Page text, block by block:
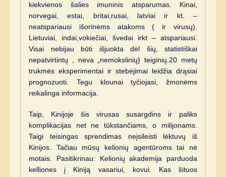
kiekvienos šalies imuninis atsparumas. Kinai,
norvegai, estai, britai,rusai, latviai ir kt. –
neatspariausi išorinėms atakoms ( ir virusų).
Lietuviai, indai,vokiečiai, švedai irkt – atspariausi.
Visai nebijau būti išjuokta dėl šių, statistiškai
nepatvirtintų , neva „nemokslinių} teiginių.20 metų
trukmės eksperimentai ir stebėjimai leidžia drąsiai
prognozuoti. Tegu klounai tyčiojasi, žmonėms
reikalinga informacija.
Taip, Kinijoje šis virusas susargdins ir paliks
komplikacijas net ne tūkstančiams, o milijonams.
Taigi teisingas sprendimas neįsileisti lėktuvų iš
Kinijos. Tačiau mūsų kelionių agentūroms tai nė
motais. Pasitikrinau: Kelionių akademija parduoda
kelliones į Kiniją vasariui, kovui. Kas šituos